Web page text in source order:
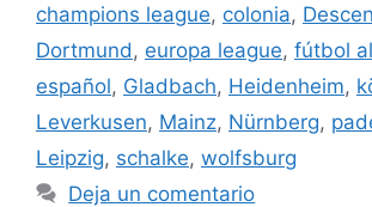
champions league, colonia,
Dortmund , europa league, fútbol
español, Gladbach, Heidenheim,
Leverkusen, Mainz, Nürnberg,
Leipzig, schalke, wolfsburg
Deja un comentario